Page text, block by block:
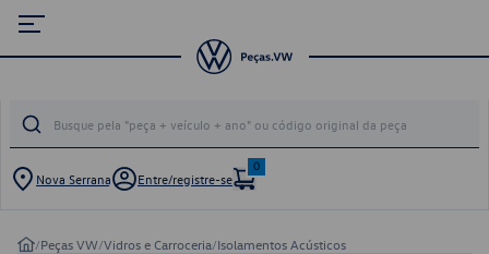
Nova Serrana Entre/registre-se
0
/Peças VW/Vidros e Carroceria/Isolamentos Acústicos